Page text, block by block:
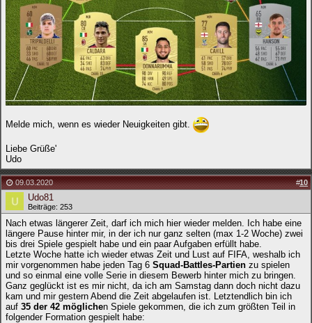
Melde mich, wenn es wieder Neuigkeiten gibt.
Liebe Grüße'
Udo
09.03.2020 #10
Udo81
Beiträge: 253
Nach etwas längerer Zeit, darf ich mich hier wieder melden. Ich habe eine
längere Pause hinter mir, in der ich nur ganz selten (max 1-2 Woche) zwei
bis drei Spiele gespielt habe und ein paar Aufgaben erfüllt habe.
Letzte Woche hatte ich wieder etwas Zeit und Lust auf FIFA, weshalb ich
mir vorgenommen habe jeden Tag 6 Squad-Battles-Partien zu spielen
und so einmal eine volle Serie in diesem Bewerb hinter mich zu bringen.
Ganz geglückt ist es mir nicht, da ich am Samstag dann doch nicht dazu
kam und mir gestern Abend die Zeit abgelaufen ist. Letztendlich bin ich
auf 35 der 42 möglichen Spiele gekommen, die ich zum größten Teil in
folgender Formation gespielt habe: